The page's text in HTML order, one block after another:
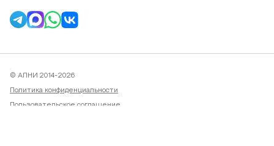
© АПНИ 2014-2026
Политика конфиденциальности
Пользовательское соглашение